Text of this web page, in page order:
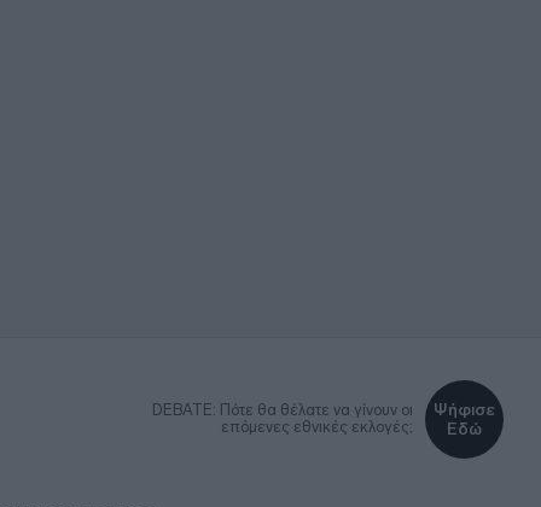
DEBATE: Πότε θα θέλατε να γίνουν οι
επόμενες εθνικές εκλογές;
Ψήφισε
Εδώ